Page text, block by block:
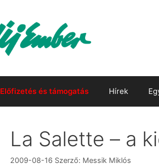
Előfizetés és támogatás Hírek
La Salette – a
2009-08-16 Szerző: Messik Miklós